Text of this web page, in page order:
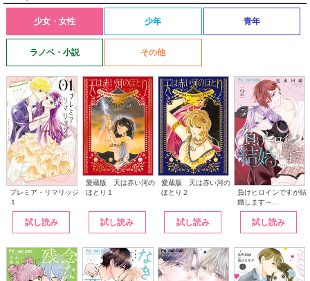
少女・女性 少年 青年
ラノベ・小説 その他
プレミア・リマリッジ
１
試し読み
愛蔵版 天は赤い河の
ほとり１
試し読み
愛蔵版 天は赤い河の
ほとり２
試し読み
負けヒロインですが結
婚します～...
試し読み